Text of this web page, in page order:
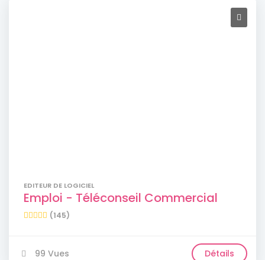
EDITEUR DE LOGICIEL
Emploi - Téléconseil Commercial
(145)
99 Vues Détails